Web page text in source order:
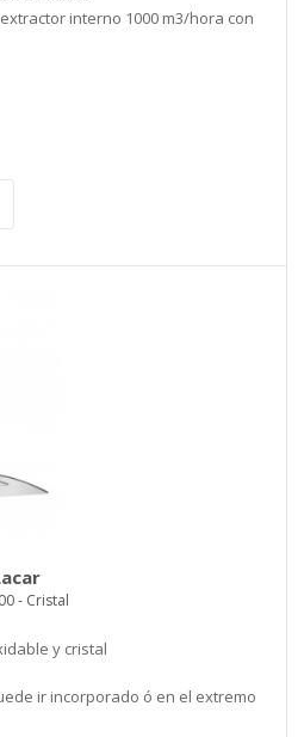
interno 1000 m3/hora con
- Cristal
y cristal
ir incorporado ó en el extremo